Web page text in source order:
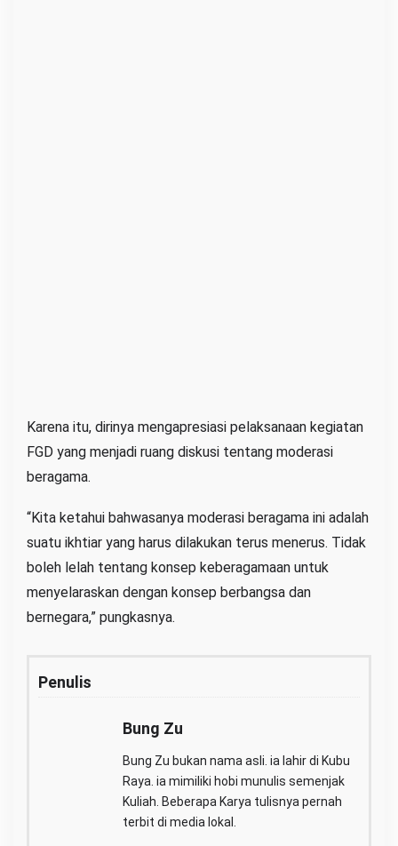
Karena itu, dirinya mengapresiasi pelaksanaan kegiatan
FGD yang menjadi ruang diskusi tentang moderasi
beragama.
“Kita ketahui bahwasanya moderasi beragama ini adalah
suatu ikhtiar yang harus dilakukan terus menerus. Tidak
boleh lelah tentang konsep keberagamaan untuk
menyelaraskan dengan konsep berbangsa dan
bernegara,” pungkasnya.
Penulis
Bung Zu
Bung Zu bukan nama asli. ia lahir di Kubu
Raya. ia mimiliki hobi munulis semenjak
Kuliah. Beberapa Karya tulisnya pernah
terbit di media lokal.